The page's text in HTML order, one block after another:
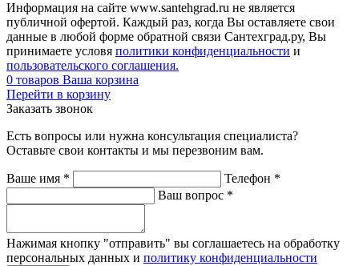
Информация на сайте www.santehgrad.ru не является
публичной офертой. Каждый раз, когда Вы оставляете свои
данные в любой форме обратной связи Сантехград.ру, Вы
принимаете условя политики конфиденциальности и
пользовательского соглашения.
0 товаров Ваша корзина
Перейти в корзину
Заказать звонок
Есть вопросы или нужна консультация специалиста?
Оставьте свои контакты и мы перезвоним вам.
Ваше имя * Телефон *
Ваш вопрос *
Нажимая кнопку "отправить" вы соглашаетесь на обработку
персональных данных и политику конфиденциальности